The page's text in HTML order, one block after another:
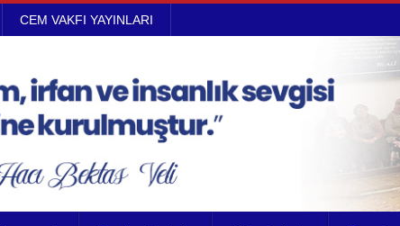
CEM VAKFI YAYINLARI